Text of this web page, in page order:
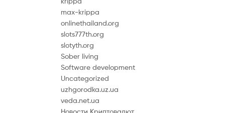
max-krippa
onlinethailand.org
slots777th.org
slotyth.org
Sober living
Software development
Uncategorized
uzhgorodka.uz.ua
veda.net.ua